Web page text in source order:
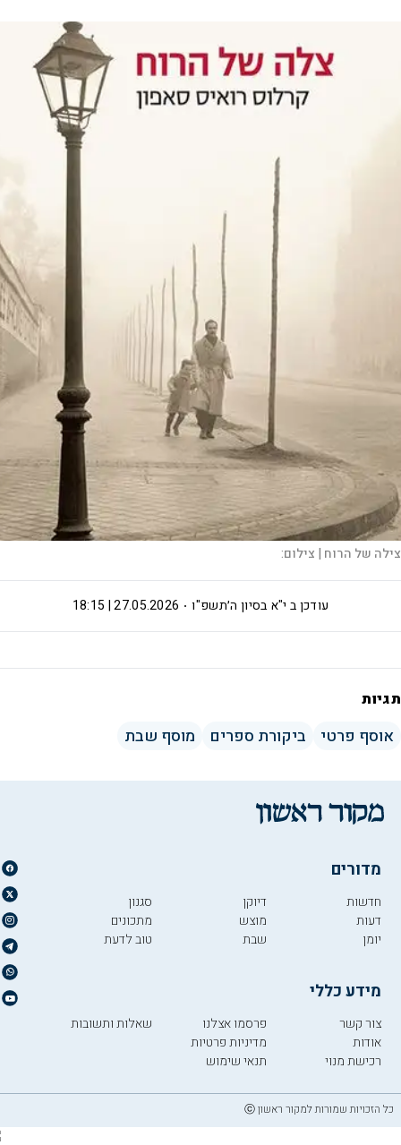
צילה של הרוח | צילום:
י"א בסיון ה׳תשפ"ו 27.05.2026 | 18:15 עודכן ב
תגיות
אוסף פרטי ביקורת ספרים מוסף שבת
מדורים
חדשות
דעות
יומן
דיוקן
מוצש
שבת
סגנון
מתכונים
טוב לדעת
מידע כללי
צור קשר
אודות
רכישת מנוי
פרסמו אצלנו
מדיניות פרטיות
תנאי שימוש
שאלות ותשובות
כל הזכויות שמורות למקור ראשון ⓒ